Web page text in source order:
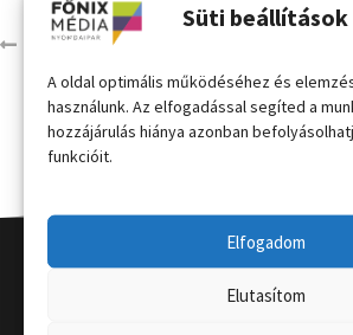
Süti beállítások
A oldal optimális működéséhez és
használunk. Az elfogadással segíted a
hozzájárulás hiánya azonban
funkcióit.
Elfogadom
Elutasítom
IMG_8773
Kapcsola